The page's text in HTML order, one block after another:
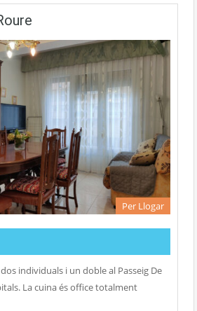
Per Llogar
individuals i un doble al Passeig De
La cuina és office totalment